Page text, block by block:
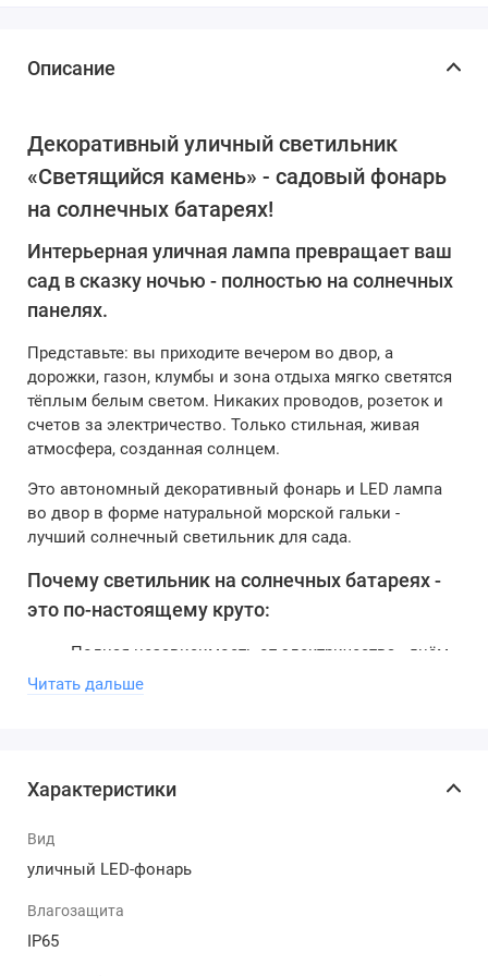
Описание
Декоративный уличный светильник
«Светящийся камень» - садовый фонарь
на солнечных батареях!
Интерьерная уличная лампа превращает ваш
сад в сказку ночью - полностью на солнечных
панелях.
Представьте: вы приходите вечером во двор, а
дорожки, газон, клумбы и зона отдыха мягко светятся
тёплым белым светом. Никаких проводов, розеток и
счетов за электричество. Только стильная, живая
атмосфера, созданная солнцем.
Это автономный декоративный фонарь и LED лампа
во двор в форме натуральной морской гальки -
лучший солнечный светильник для сада.
Почему светильник на солнечных батареях -
это по-настоящему круто:
Полная независимость от электричества - днём
солнечная панель эффективно заряжает
аккумулятор, а ночью светильник автоматически
бесплатно весь срок службы.
Удобство и безопасность - не нужно тянуть
электрика. Идеально для дачи, загородного дома
Читать дальше
Характеристики
Вид
уличный LED-фонарь
Влагозащита
IP65